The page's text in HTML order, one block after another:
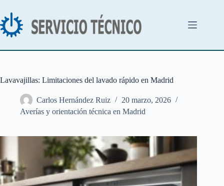
contenido
Lavavajillas: Limitaciones del lavado rápido en Madrid
Carlos Hernández Ruiz
20 marzo, 2026
Averías y orientación técnica en Madrid